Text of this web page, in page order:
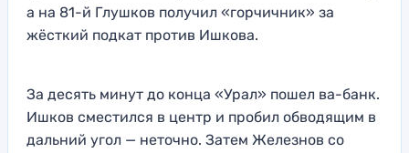
а на 81-й Глушков получил «горчичник» за
жёсткий подкат против Ишкова.
За десять минут до конца «Урал» пошел ва-банк.
Ишков сместился в центр и пробил обводящим в
дальний угол — неточно. Затем Железнов со